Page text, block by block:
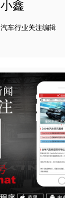
小鑫
汽车行业关注编辑